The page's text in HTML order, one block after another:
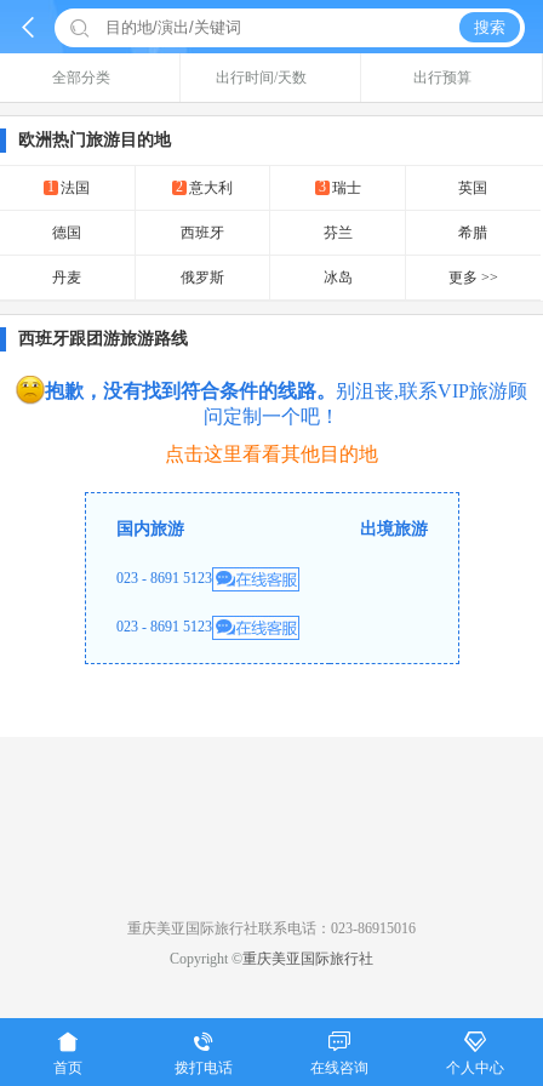
  搜索
全部分类 出行时间/天数 出行预算
欧洲热门旅游目的地
1 法国 2 意大利 3 瑞士 英国
德国 西班牙 芬兰 希腊
丹麦 俄罗斯 冰岛 更多 >>
西班牙跟团游旅游路线
抱歉，没有找到符合条件的线路。 别沮丧,联系VIP旅游顾
问定制一个吧！
点击这里看看其他目的地
国内旅游
023 - 8691 5123
023 - 8691 5123
出境旅游
重庆美亚国际旅行社联系电话：023-86915016
Copyright ©重庆美亚国际旅行社

首页

拨打电话

在线咨询

个人中心